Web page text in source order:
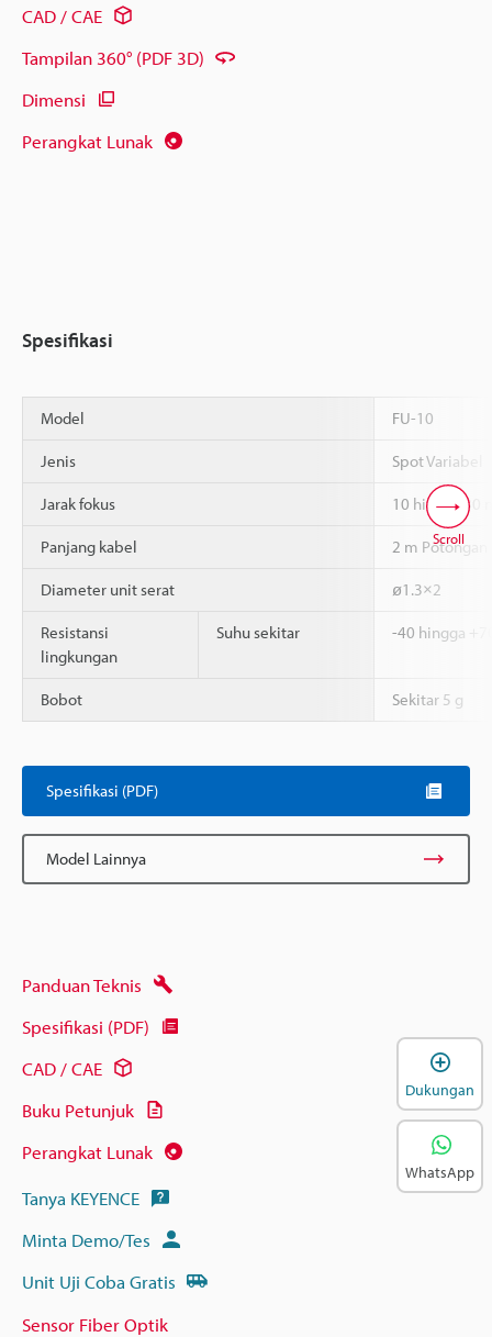
CAD / CAE
Tampilan 360° (PDF 3D)
Dimensi
Perangkat Lunak
Spesifikasi
Model FU-10
Jenis Spot Variabel
Jarak fokus 10 hingga 30
Panjang kabel 2 m Potongan
Diameter unit serat ø1.3×2
Resistansi
lingkungan
Suhu sekitar -40 hingga
Bobot Sekitar 5 g
Scroll
Spesifikasi (PDF)
Model Lainnya
Panduan Teknis
Spesifikasi (PDF)
CAD / CAE
Buku Petunjuk
Perangkat Lunak
Tanya KEYENCE
Minta Demo/Tes
Unit Uji Coba Gratis
Sensor Fiber Optik
Dukungan
WhatsApp